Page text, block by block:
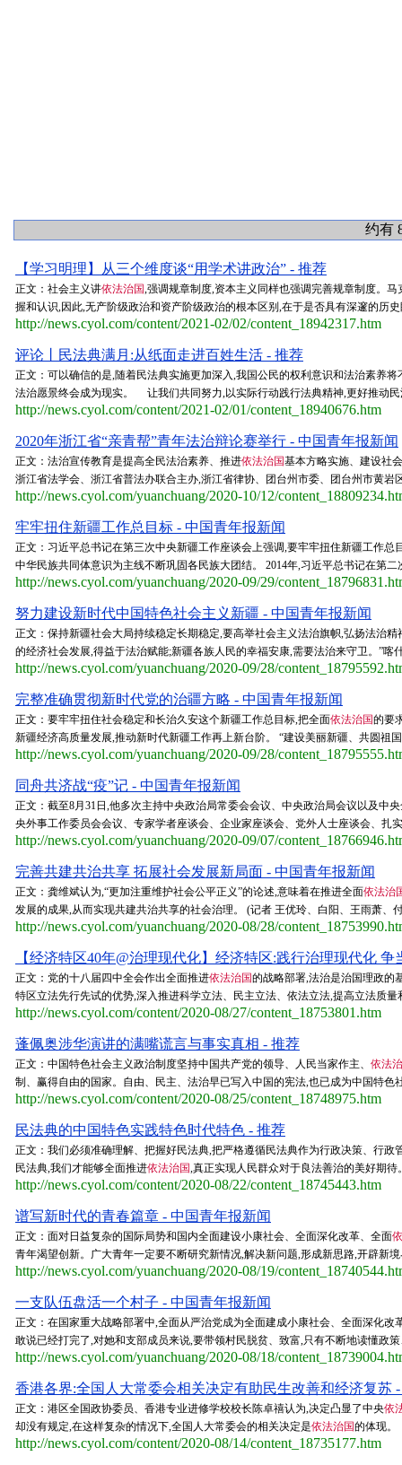
约有
【学习明理】从三个维度谈“用学术讲政治” - 推荐
正文：社会主义讲依法治国,强调规章制度,资本主义同样也强调完善规章制度。
握和认识,因此,无产阶级政治和资产阶级政治的根本区别,在于是否具有深邃的历
http://news.cyol.com/content/2021-02/02/content_18942317.htm
评论丨民法典满月:从纸面走进百姓生活 - 推荐
正文：可以确信的是,随着民法典实施更加深入,我国公民的权利意识和法治素养将
法治愿景终会成为现实。 让我们共同努力,以实际行动践行法典精神,更好推动
http://news.cyol.com/content/2021-02/01/content_18940676.htm
2020年浙江省“亲青帮”青年法治辩论赛举行 - 中国青年报新闻
正文：法治宣传教育是提高全民法治素养、推进依法治国基本方略实施、建设社
浙江省法学会、浙江省普法办联合主办,浙江省律协、团台州市委、团台州市黄
http://news.cyol.com/yuanchuang/2020-10/12/
牢牢扭住新疆工作总目标 - 中国青年报新闻
正文：习近平总书记在第三次中央新疆工作座谈会上强调,要牢牢扭住新疆工作总
中华民族共同体意识为主线不断巩固各民族大团结。 2014年,习近平总书记在第
http://news.cyol.com/yuanchuang/2020-09/29/
努力建设新时代中国特色社会主义新疆 - 中国青年报新闻
正文：保持新疆社会大局持续稳定长期稳定,要高举社会主义法治旗帜,弘扬法治精
的经济社会发展,得益于法治赋能;新疆各族人民的幸福安康,需要法治来守卫。”
http://news.cyol.com/yuanchuang/2020-09/28/
完整准确贯彻新时代党的治疆方略 - 中国青年报新闻
正文：要牢牢扭住社会稳定和长治久安这个新疆工作总目标,把全面依法治国的要
新疆经济高质量发展,推动新时代新疆工作再上新台阶。 “建设美丽新疆、共圆祖
http://news.cyol.com/yuanchuang/2020-09/28/
同舟共济战“疫”记 - 中国青年报新闻
正文：截至8月31日,他多次主持中央政治局常委会会议、中央政治局会议以及中
央外事工作委员会会议、专家学者座谈会、企业家座谈会、党外人士座谈会、扎
http://news.cyol.com/yuanchuang/2020-09/07/
完善共建共治共享 拓展社会发展新局面 - 中国青年报新闻
正文：龚维斌认为,“更加注重维护社会公平正义”的论述,意味着在推进全面依法治
发展的成果,从而实现共建共治共享的社会治理。 (记者 王优玲、白阳、王雨萧、
http://news.cyol.com/yuanchuang/2020-08/28/
【经济特区40年@治理现代化】经济特区:践行治理现代化
正文：党的十八届四中全会作出全面推进依法治国的战略部署,法治是治国理政的
特区立法先行先试的优势,深入推进科学立法、民主立法、依法立法,提高立法质
http://news.cyol.com/content/2020-08/27/content_18753801.htm
蓬佩奥涉华演讲的满嘴谎言与事实真相 - 推荐
正文：中国特色社会主义政治制度坚持中国共产党的领导、人民当家作主、 依法
制、赢得自由的国家。自由、民主、法治早已写入中国的宪法,也已成为中国特
http://news.cyol.com/content/2020-08/25/content_18748975.htm
民法典的中国特色实践特色时代特色 - 推荐
正文：我们必须准确理解、把握好民法典,把严格遵循民法典作为行政决策、行
民法典,我们才能够全面推进依法治国,真正实现人民群众对于良法善治的美好期待
http://news.cyol.com/content/2020-08/22/content_18745443.htm
谱写新时代的青春篇章 - 中国青年报新闻
正文：面对日益复杂的国际局势和国内全面建设小康社会、全面深化改革、全面
青年渴望创新。广大青年一定要不断研究新情况,解决新问题,形成新思路,开辟新
http://news.cyol.com/yuanchuang/2020-08/19/
一支队伍盘活一个村子 - 中国青年报新闻
正文：在国家重大战略部署中,全面从严治党成为全面建成小康社会、全面深化改
敢说已经打完了,对她和支部成员来说,要带领村民脱贫、致富,只有不断地读懂政
http://news.cyol.com/yuanchuang/2020-08/18/
香港各界:全国人大常委会相关决定有助民生改善和经济复苏
正文：港区全国政协委员、香港专业进修学校校长陈卓禧认为,决定凸显了中央依
却没有规定,在这样复杂的情况下,全国人大常委会的相关决定是依法治国的体现。
http://news.cyol.com/content/2020-08/14/content_18735177.htm